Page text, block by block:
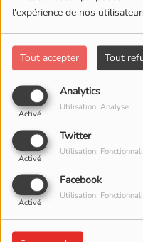
l'expérience de nos
Tout accepter Tout
Analytics
Activé
Utilisation: Analyse
Twitter
Activé
Utilisation:
Facebook
Activé
Utilisation:
09 DÉCEMBRE 2022
Assemblée 08.12.2022
Commentaires(0)